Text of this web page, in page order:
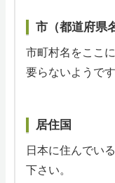
市（都道府県
市町村名をここ
要らないようです
居住国
日本に住んでい
下さい。